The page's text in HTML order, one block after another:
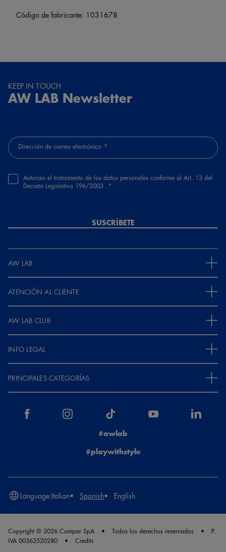
Código de fabricante: 1031678
KEEP IN TOUCH
AW LAB Newsletter
Dirección de correo electrónico
Autorizo el tratamiento de los datos personales conforme al Art. 13 del
Decreto Legislativo 196/2003
SUSCRÍBETE
AW LAB
ATENCIÓN AL CLIENTE
AW LAB CLUB
INFO LEGAL
PRINCIPALES CATEGORÍAS
#awlab
#playwithstyle
Language:Italian Spanish English
Copyright © 2026 Compar SpA Todos los derechos reservados
P.
IVA 00362520280
Credits